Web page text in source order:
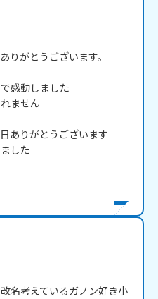
りがとうございます。
感動しました
ません
ありがとうございます
した
名考えているガノン好き小